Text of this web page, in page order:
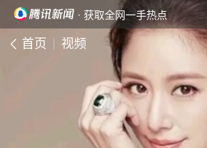
· 获取全网一手热点
首页 视频